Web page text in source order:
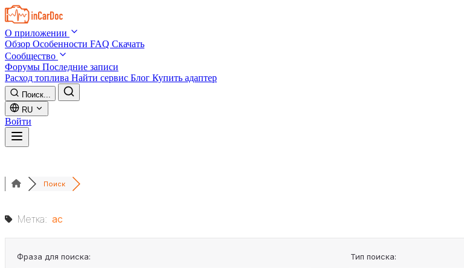
Skip to main content
О приложении
Обзор Особенности FAQ Скачать
Сообщество
Форумы Последние записи
Расход топлива Найти сервис Блог Купить адаптер
Поиск...
RU
Войти
Поиск
Метка: ac
Фраза для поиска: Тип поиска: